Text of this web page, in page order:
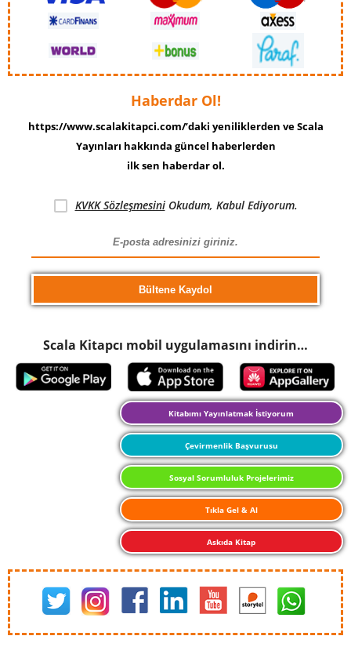
Haberdar Ol!
https://www.scalakitapci.com/’daki yeniliklerden ve Scala
Yayınları hakkında güncel haberlerden
ilk sen haberdar ol.
KVKK SözleşmesiniOkudum, Kabul Ediyorum.
Scala Kitapcı mobil uygulamasını indirin…
Kitabımı Yayınlatmak İstiyorum
Çevirmenlik Başvurusu
Sosyal Sorumluluk Projelerimiz
Tıkla Gel & Al
Askıda Kitap